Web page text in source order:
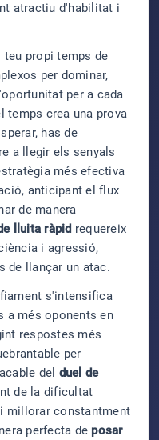
atractiu d'habilitat i
propi temps de
per dominar,
per a cada
temps crea una prova
has de
a llegir els senyals
més efectiva
anticipant el flux
de manera
lluita ràpid requereix
i agressió,
de llançar un atac.
s'intensifica
a més oponents en
respostes més
per
del duel de
de la dificultat
millorar constantment
perfecta de posar